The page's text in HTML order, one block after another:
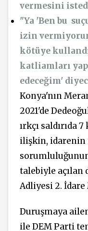
vermesini
"Ya 'Ben bu
izin
kötüye
katliamları
edeceğim'
Konya'nın
2021'de
ırkçı saldırıda
ilişkin, idarenin
talebiyle açılan
Adliyesi 2.
Duruşmaya
ile DEM Parti